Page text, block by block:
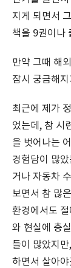
지게 되면서
책을 9권이나
만약 그때 해
잠시 궁금해
최근에 제가
었는데, 참 시
을 벗어나는
경험담이 많
거나 자동차
보면서 참 많
환경에서도
와 현실에 충
들이 많았지
하면서 살아